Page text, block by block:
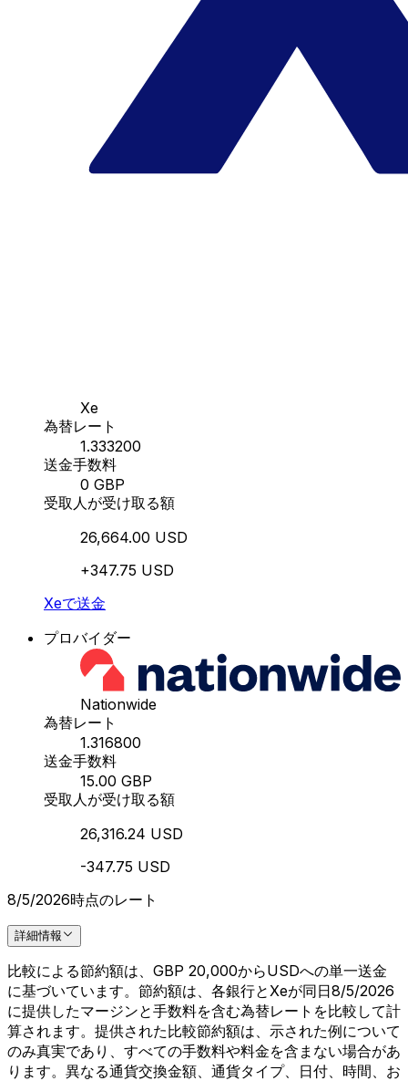
Xe
為替レート
1.333200
送金手数料
0 GBP
受取人が受け取る額
26,664.00 USD
+347.75 USD
Xeで送金
プロバイダー
Nationwide
為替レート
1.316800
送金手数料
15.00 GBP
受取人が受け取る額
26,316.24 USD
-347.75 USD
8/5/2026時点のレート
詳細情報
比較による節約額は、GBP 20,000からUSDへの単一送金
に基づいています。節約額は、各銀行とXeが同日8/5/2026
に提供したマージンと手数料を含む為替レートを比較して計
算されます。提供された比較節約額は、示された例について
のみ真実であり、すべての手数料や料金を含まない場合があ
ります。異なる通貨交換金額、通貨タイプ、日付、時間、お